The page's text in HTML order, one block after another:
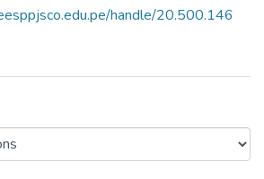
handle/20.500.146